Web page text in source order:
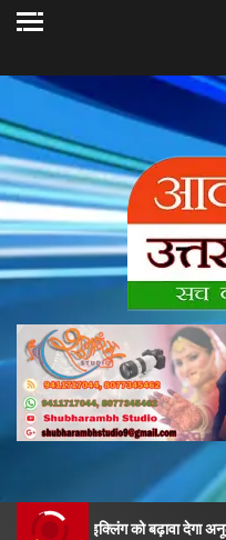
को बढ़ावा देगा अनूठा जन-